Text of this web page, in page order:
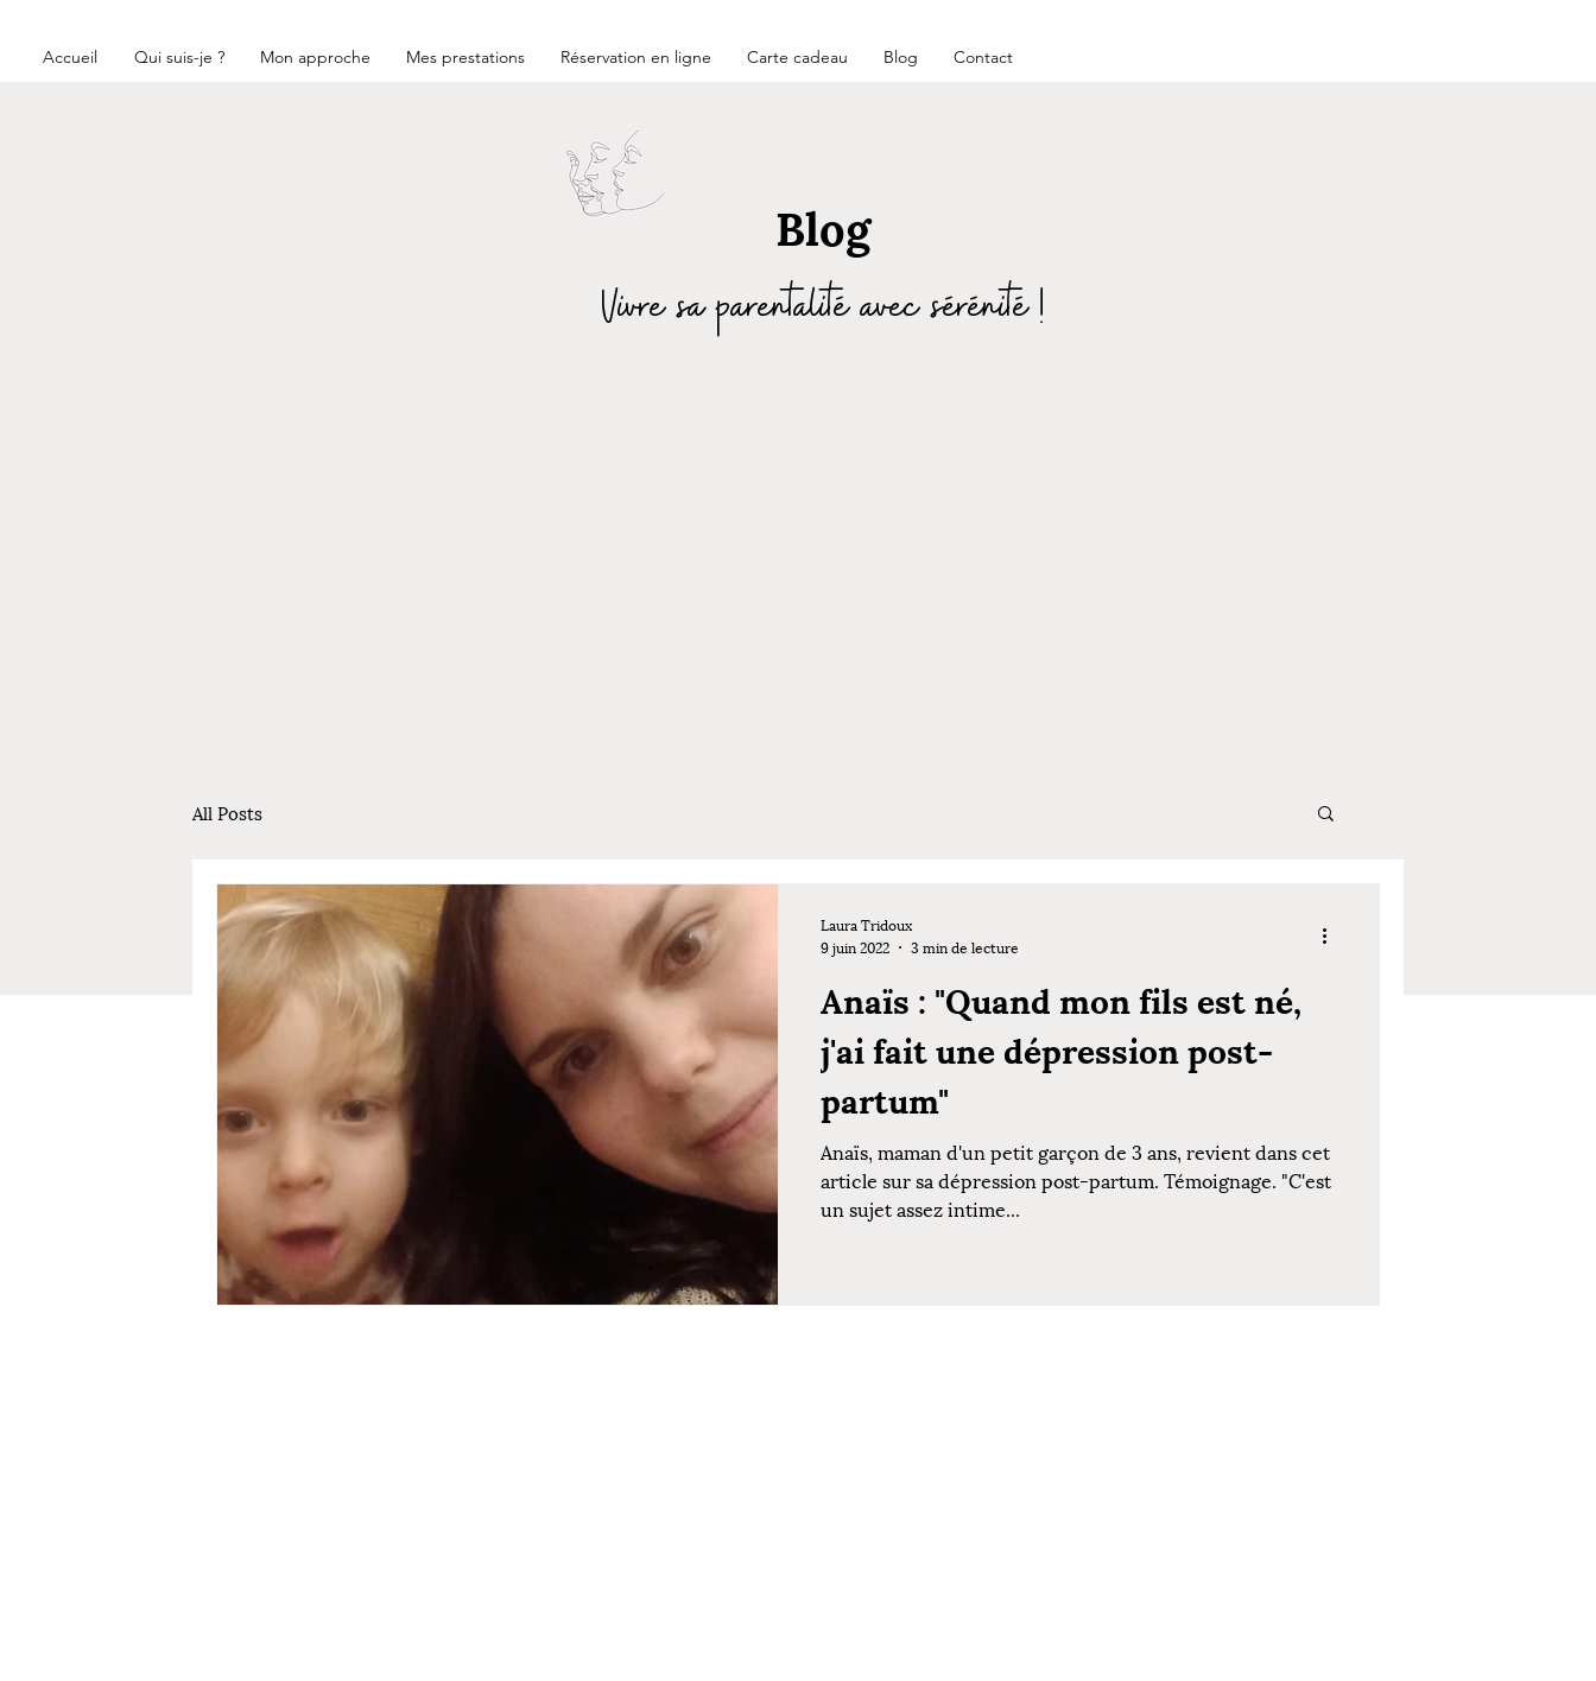
Accueil Qui suis-je ? Mon approche Mes prestations Réservation en ligne Carte cadeau Blog Contact
Blog
Vivre sa parentalité avec sérénité !
All Posts
Anaïs : "Quand mon fils est né,
j'ai fait une dépression post-
partum"
Anaïs, maman d'un petit garçon de 3 ans, revient dans cet
article sur sa dépression post-partum. Témoignage. "C'est
un sujet assez intime...
Laura Tridoux
9 juin 2022
3 min de lecture